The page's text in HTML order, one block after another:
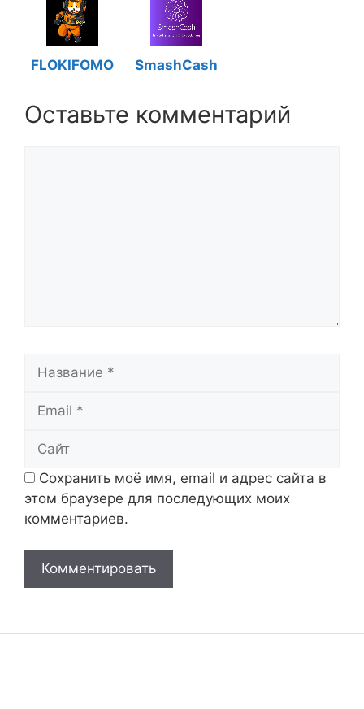
FLOKIFOMO SmashCash
Оставьте комментарий
Сохранить моё имя, email и адрес сайта в
этом браузере для последующих моих
комментариев.